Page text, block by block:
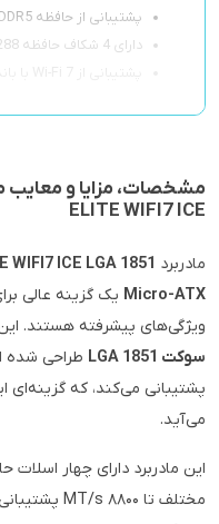
پشتیبانی از حافظه DDR5 با سرعت‌های متنوع تا 8800 MT/s
دارای 4 شکاف حافظه 288 پین
ELITE WIFI7 ICE
مادربرد WIFI7 ICE LGA 1851
Micro-ATX یک گزینه عالی
ویژگی‌های پیشرفته هستند. این
سوکت LGA 1851
طراحی شده
پشتیبانی می‌کند، که گزینه‌ای
می‌آید.
این مادربرد دارای چهار اسلات